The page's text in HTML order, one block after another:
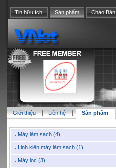
Tin hữu ích Sản phẩm Chào Bán
Giới thiệu Liên hệ Sản phẩm
Máy làm sạch (4)
Linh kiện máy làm sạch (1)
Máy lọc (3)